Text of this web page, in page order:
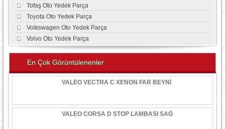
Tofaş Oto Yedek Parça
Toyota Oto Yedek Parça
Volkswagen Oto Yedek Parça
Volvo Oto Yedek Parça
En Çok Görüntülenenler
VALEO VECTRA C XENON FAR BEYNİ
VALEO CORSA D STOP LAMBASI SAĞ